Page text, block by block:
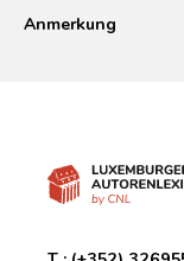
Anmerkung